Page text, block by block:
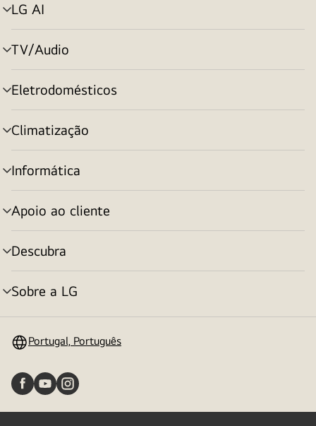
LG AI
alternar
menu
TV/Audio
alternar
menu
Eletrodomésticos
alternar
menu
Climatização
alternar
menu
Informática
alternar
menu
Apoio ao cliente
alternar
menu
Descubra
alternar
menu
Sobre a LG
alternar
Portugal, Português